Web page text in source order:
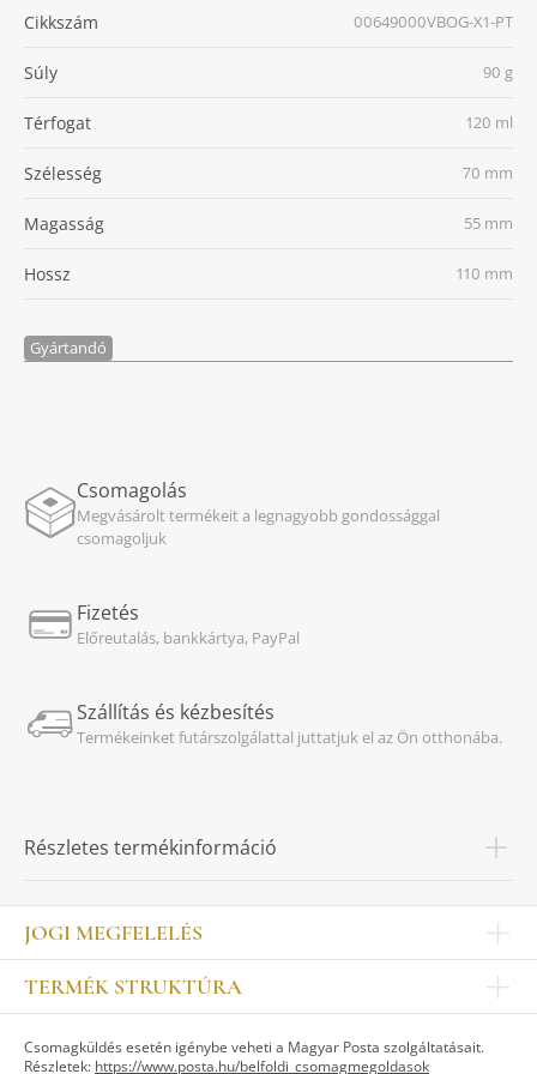
Cikkszám 00649000VBOG-X1-PT
Súly 90 g
Térfogat 120 ml
Szélesség 70 mm
Magasság 55 mm
Hossz 110 mm
Gyártandó
Csomagolás
Megvásárolt termékeit a legnagyobb gondossággal
csomagoljuk
Fizetés
Előreutalás, bankkártya, PayPal
Szállítás és kézbesítés
Termékeinket futárszolgálattal juttatjuk el az Ön otthonába.
Részletes termékinformáció
JOGI MEGFELELÉS
Impresszum
Kapcsolat
Jogi nyilatkozat
TERMÉK STRUKTÚRA
ASZTALKULTÚRA
Csomagküldés esetén igénybe veheti a Magyar Posta szolgáltatásait.
Részletek: https://www.posta.hu/belfoldi_csomagmegoldasok